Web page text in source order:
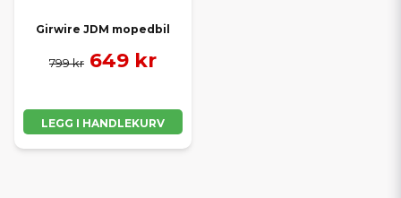
Girwire JDM mopedbil
799 kr 649 kr
LEGG I HANDLEKURV